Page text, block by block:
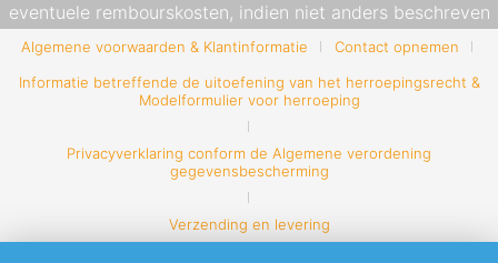
eventuele rembourskosten, indien niet anders beschreven
Algemene voorwaarden & Klantinformatie
Contact opnemen
Informatie betreffende de uitoefening van het herroepingsrecht &
Modelformulier voor herroeping
Privacyverklaring conform de Algemene verordening
gegevensbescherming
Verzending en levering